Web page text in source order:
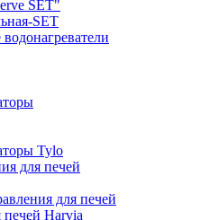
SET"
SET
Tylo
для печей
для печей
Harvia